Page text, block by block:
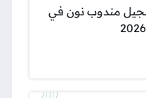
مندوب نون في